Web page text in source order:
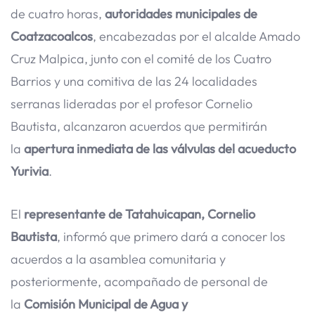
de cuatro horas, autoridades municipales de
Coatzacoalcos, encabezadas por el alcalde Amado
Cruz Malpica, junto con el comité de los Cuatro
Barrios y una comitiva de las 24 localidades
serranas lideradas por el profesor Cornelio
Bautista, alcanzaron acuerdos que permitirán
la apertura inmediata de las válvulas del acueducto
Yurivia.
El representante de Tatahuicapan, Cornelio
Bautista, informó que primero dará a conocer los
acuerdos a la asamblea comunitaria y
posteriormente, acompañado de personal de
la Comisión Municipal de Agua y